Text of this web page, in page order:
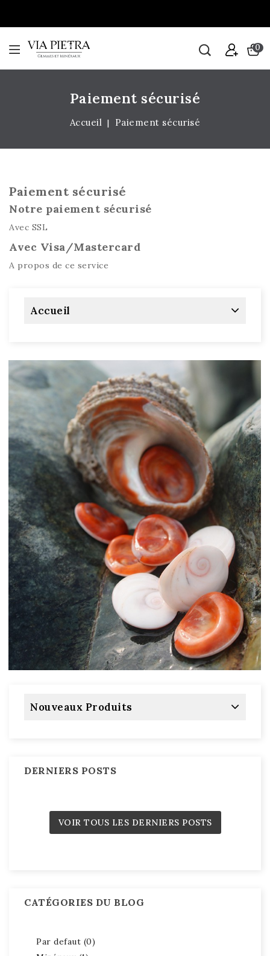
0
Paiement sécurisé
Accueil Paiement sécurisé
Paiement sécurisé
Notre paiement sécurisé
Avec SSL
Avec Visa/Mastercard
A propos de ce service
Accueil
Nouveaux Produits
DERNIERS POSTS
VOIR TOUS LES DERNIERS POSTS
CATÉGORIES DU BLOG
Par defaut (0)